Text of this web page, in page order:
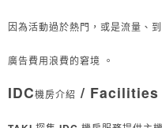
因為活動過於熱門，或是流量、
廣告費用浪費的窘境 。
IDC機房介紹 / Facilities